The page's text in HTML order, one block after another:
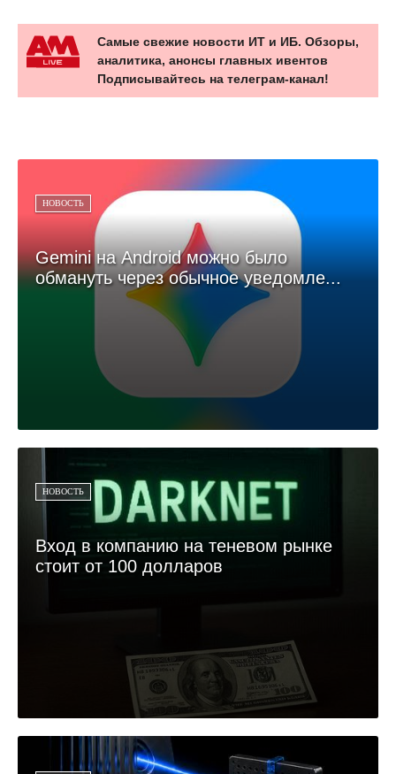
Самые свежие новости ИТ и ИБ. Обзоры,
аналитика, анонсы главных ивентов
Подписывайтесь на телеграм-канал!
НОВОСТЬ
Gemini на Android можно было
обмануть через обычное уведомле...
НОВОСТЬ
Вход в компанию на теневом рынке
стоит от 100 долларов